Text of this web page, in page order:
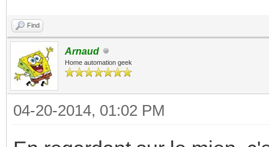
Find
Arnaud
Home automation geek
04-20-2014, 01:02 PM